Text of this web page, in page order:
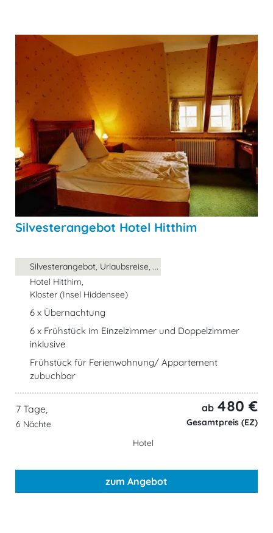
Silvesterangebot Hotel Hitthim
Silvesterangebot, Urlaubsreise, ...
Hotel Hitthim,
Kloster (Insel Hiddensee)
6 x Übernachtung
6 x Frühstück im Einzelzimmer und Doppelzimmer
inklusive
Frühstück für Ferienwohnung/ Appartement
zubuchbar
7 Tage,
6 Nächte
ab 480 €
Gesamtpreis (EZ)
Hotel
zum Angebot